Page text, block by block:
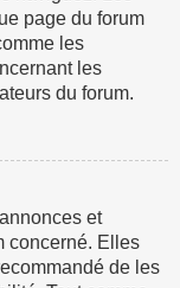
page du forum
les
les
du forum.
et
concerné. Elles
de les